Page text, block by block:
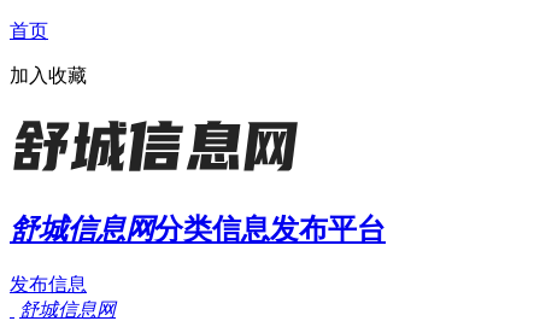
首页
加入收藏
舒城信息网分类信息发布平台
发布信息
舒城信息网